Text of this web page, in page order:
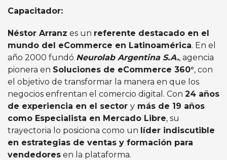
Capacitador:
Néstor Arranz es un referente destacado en el
mundo del eCommerce en Latinoamérica. En el
año 2000 fundó Neurolab Argentina S.A., agencia
pionera en Soluciones de eCommerce 360°, con
el objetivo de transformar la manera en que los
negocios enfrentan el comercio digital. Con 24 años
de experiencia en el sector y más de 19 años
como Especialista en Mercado Libre, su
trayectoria lo posiciona como un líder indiscutible
en estrategias de ventas y formación para
vendedores en la plataforma.